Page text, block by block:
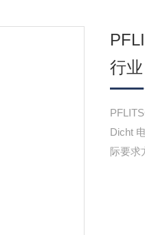
行业
Dicht
际要求